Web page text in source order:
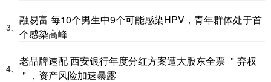
3、
融易富 每10个男生中9个可能感染HPV，青年群体处于首
个感染高峰
4、
老品牌速配 西安银行年度分红方案遭大股东全票 ＂弃权
＂，资产风险加速暴露